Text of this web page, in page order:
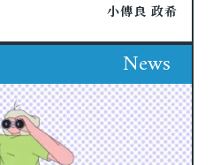
小傳良 政希
News